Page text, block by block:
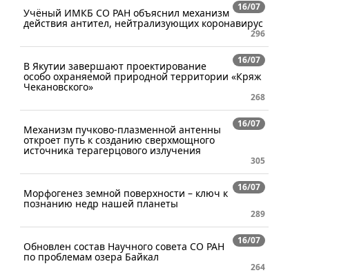
16/07
Учёный ИМКБ СО РАН объяснил механизм
действия антител, нейтрализующих коронавирус
296
16/07
В Якутии завершают проектирование
особо охраняемой природной территории «Кряж
Чекановского»
268
16/07
Механизм пучково-плазменной антенны
откроет путь к созданию сверхмощного
источника терагерцового излучения
305
16/07
Морфогенез земной поверхности – ключ к
познанию недр нашей планеты
289
16/07
Обновлен состав Научного совета СО РАН
по проблемам озера Байкал
264